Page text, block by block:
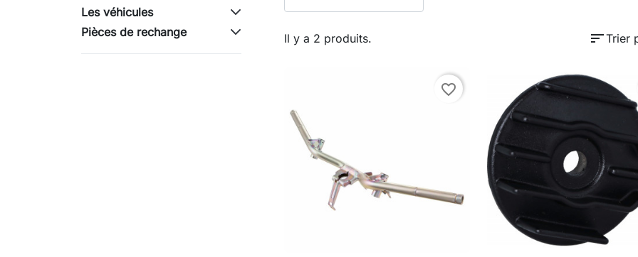
Les véhicules
Pièces de rechange
Il y a 2 produits. sortTrier
favorite_border